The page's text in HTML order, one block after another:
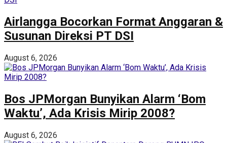
Airlangga Bocorkan Format Anggaran &
Susunan Direksi PT DSI
August 6, 2026
Bos JPMorgan Bunyikan Alarm ‘Bom
Waktu’, Ada Krisis Mirip 2008?
August 6, 2026